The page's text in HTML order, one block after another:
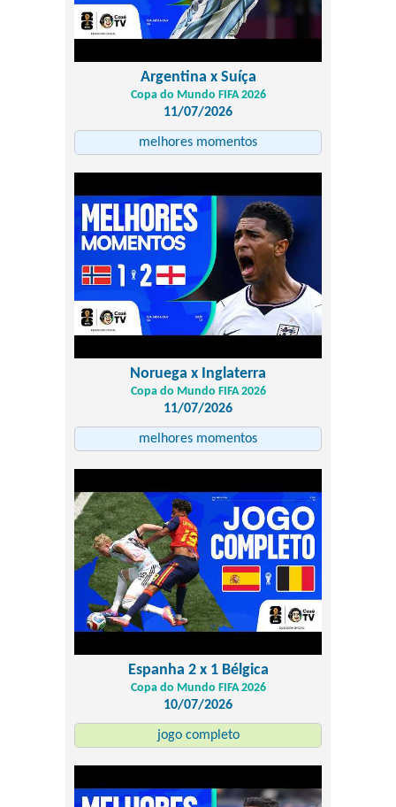
Argentina x Suíça
Copa do Mundo FIFA 2026
11/07/2026
melhores momentos
Noruega x Inglaterra
Copa do Mundo FIFA 2026
11/07/2026
melhores momentos
Espanha 2 x 1 Bélgica
Copa do Mundo FIFA 2026
10/07/2026
jogo completo